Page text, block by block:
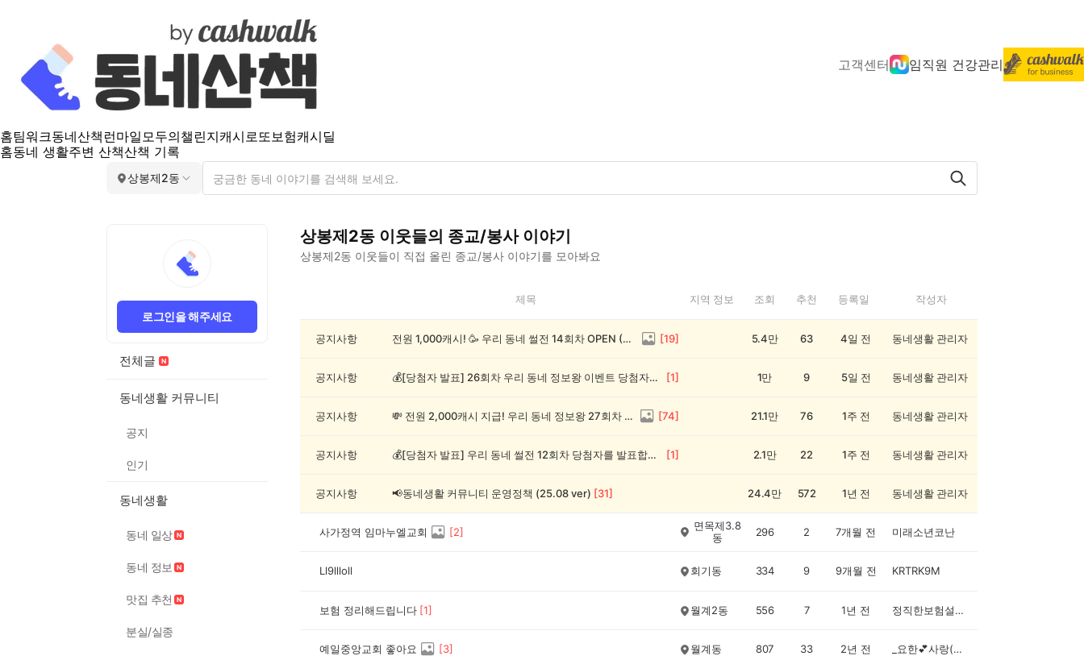
고객센터 임직원 건강관리
홈팀워크동네산책 런마일모두의챌린지캐시로또보험캐시딜
홈동네 생활주변 산책산책 기록
상봉제2동
로그인을 해주세요
전체글
동네생활 커뮤니티
공지
인기
동네생활
동네 일상
동네 정보
맛집 추천
분실/실종
상봉제2동 이웃들의 종교/봉사이야기
상봉제2동 이웃들이 직접 올린 종교/봉사 이야기를 모아봐요
제
교/
제목 지역 정보 조회 추천 등록일 작성자
공지사항 전원 1,000캐시! 🥳 우리 동네 썰전 14회차 OPEN (~8/17) [19] 5.4만 63 4일 전 동네생활 관리자
공지사항 💰[당첨자 발표] 26회차 우리 동네 정보왕 이벤트 당첨자를 발표합니다! [1] 1만 9 5일 전 동네생활 관리자
공지사항 💸 전원 2,000캐시 지급! 우리 동네 정보왕 27회차 (~8/10) [74] 21.1만 76 1주 전 동네생활 관리자
공지사항 💰[당첨자 발표] 우리 동네 썰전 12회차 당첨자를 발표합니다! [1] 2.1만 22 1주 전 동네생활 관리자
공지사항 📢동네생활 커뮤니티 운영정책 (25.08 ver) [31] 24.4만 572 1년 전 동네생활 관리자
사가정역 임마누엘교회 [2]
면목제3.8
동
296 2 7개월 전 미래소년코난
Ll9llloll 회기동 334 9 9개월 전 KRTRK9M
보험 정리해드립니다 [1] 월계2동 556 7 1년 전 정직한보험설계사
예일중앙교회 좋아요 [3] 월계동 807 33 2년 전 _요한💕사랑(오전 오후)